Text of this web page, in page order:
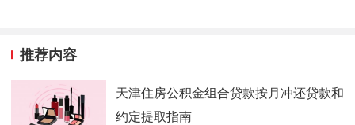
推荐内容
天津住房公积金组合贷款按月冲还贷款和
约定提取指南